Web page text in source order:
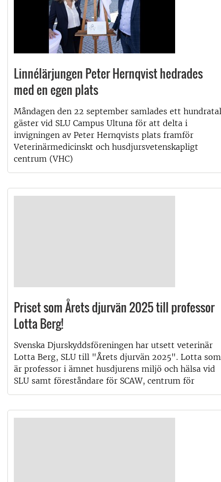
Linnélärjungen Peter Hernqvist hedrades
med en egen plats
Måndagen den 22 september samlades ett hundratal
gäster vid SLU Campus Ultuna för att delta i
invigningen av Peter Hernqvists plats framför
Veterinärmedicinskt och husdjursvetenskapligt
centrum (VHC)
Priset som Årets djurvän 2025 till professor
Lotta Berg!
Svenska Djurskyddsföreningen har utsett veterinär
Lotta Berg, SLU till "Årets djurvän 2025". Lotta som
är professor i ämnet husdjurens miljö och hälsa vid
SLU samt föreståndare för SCAW, centrum för